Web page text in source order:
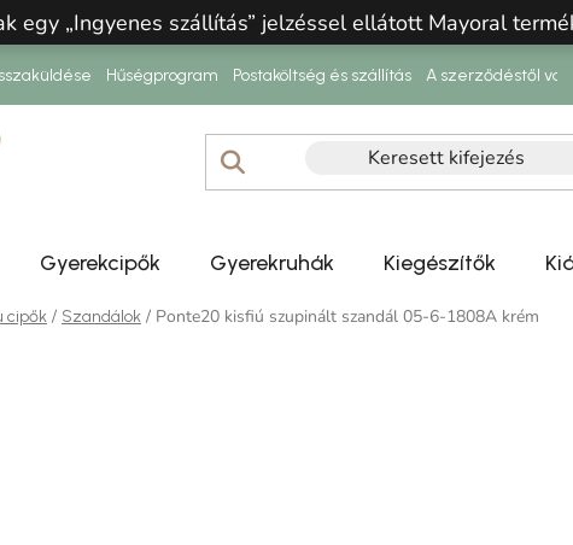
egy „Ingyenes szállítás” jelzéssel ellátott Mayoral
Hűségprogram Postaköltség és szállítás A szerződéstől
Gyerekcipők Gyerekruhák Kiegészítők
cipők / Szandálok / Ponte20 kisfiú szupinált szandál 05-6-1808A krém